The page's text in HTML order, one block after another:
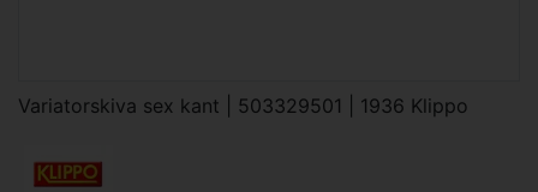
Variatorskiva sex kant | 503329501 | 1936 Klippo